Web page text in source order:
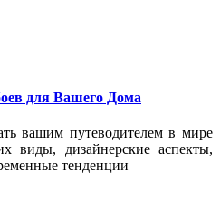
для Вашего Дома
вашим путеводителем в мире
виды, дизайнерские аспекты,
тенденции